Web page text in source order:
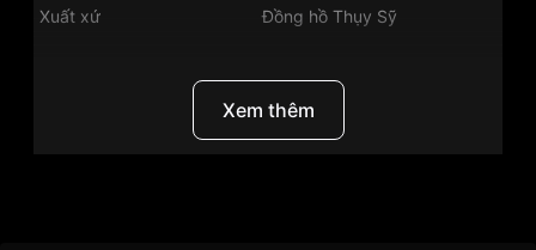
Xuất xứ Đồng hồ Thụy Sỹ
Xem thêm